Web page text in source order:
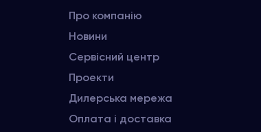
Про компанію
Новини
Сервісний центр
Проекти
Дилерська мережа
Оплата і доставка